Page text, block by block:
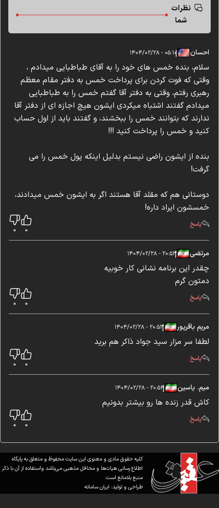
نظرات
شما
احسان|
|۰۵:۱۰ - ۱۴۰۴/۰۲/۲۸
سلام، بنده خمس های خود را به آقای طباطبایی میدادم ،
وقتی که فوت کردن برای پرداخت خمس به دفتر مقام معظم
رهبری رفتم، وقتی به دفتر آقا گفتم خمس را به طباطبایی
میدادم گفتند اشتباه میکردی ایشون هیچ اجازه ای از دفتر آقا
ندارند که بتوانند خمس را ببخشند، و گفتند باید از اول حساب
کنید و خمس را پرداخت کنید !!!
بنده از ایشون راضی نیستم بدلیل اینکه پول خمس را می
گرفت!
دوستانی هم که مقلد آقا هستند اگر به ایشون خمس میدادند،
خمسشون ایراد داره!
پاسخ
مرتضی|
|۲۰:۵۳ - ۱۴۰۴/۰۲/۲۸
چقدر این برنامه نشانی کار خوبیه
دمتون گرم
پاسخ
مریم باقرپور|
|۲۰:۵۳ - ۱۴۰۴/۰۲/۲۸
لطفا سر مزار سید جواد ذاکر هم برید
پاسخ
میم. یاسین|
|۲۰:۵۴ - ۱۴۰۴/۰۲/۲۸
کاش قدر زنده ها رو بیشتر بدونیم
پاسخ
کلیه حقوق مادی و معنوی این سایت محفوظ و متعلق به پایگاه
اطلاع رسانی هیات‌ها و محافل مذهبی می‌باشد واستفاده از آن با ذکر
منبع بلامانع است.
طراحی و تولید:ایران سامانه